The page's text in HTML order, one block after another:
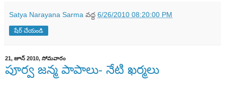
Satya Narayana Sarma వద్ద 6/26/2010 08:20:00 PM
షేర్ చేయండి
21, జూన్ 2010, సోమవారం
పూర్వ జన్మ పాపాలు- నేటి ఖర్మలు